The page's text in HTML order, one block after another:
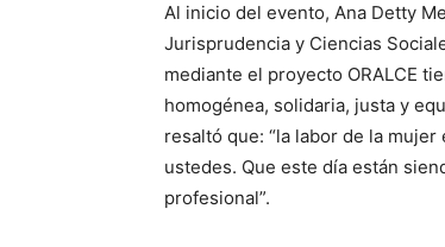
Al inicio del evento, Ana Detty
Jurisprudencia y Ciencias
mediante el proyecto ORALCE
homogénea, solidaria, justa y
resaltó que: “la labor de la
ustedes. Que este día están
profesional”.